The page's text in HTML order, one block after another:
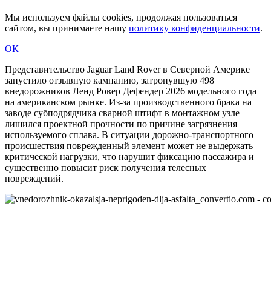
Мы используем файлы cookies, продолжая пользоваться
сайтом, вы принимаете нашу политику конфиденциальности.
ОК
Представительство Jaguar Land Rover в Северной Америке
запустило отзывную кампанию, затронувшую 498
внедорожников Ленд Ровер Дефендер 2026 модельного года
на американском рынке. Из-за производственного брака на
заводе субподрядчика сварной штифт в монтажном узле
лишился проектной прочности по причине загрязнения
используемого сплава. В ситуации дорожно-транспортного
происшествия поврежденный элемент может не выдержать
критической нагрузки, что нарушит фиксацию пассажира и
существенно повысит риск получения телесных
повреждений.